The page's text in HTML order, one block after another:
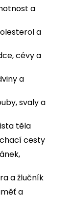
a
a
cévy a
a
svaly a
těla
cesty
a žlučník
a